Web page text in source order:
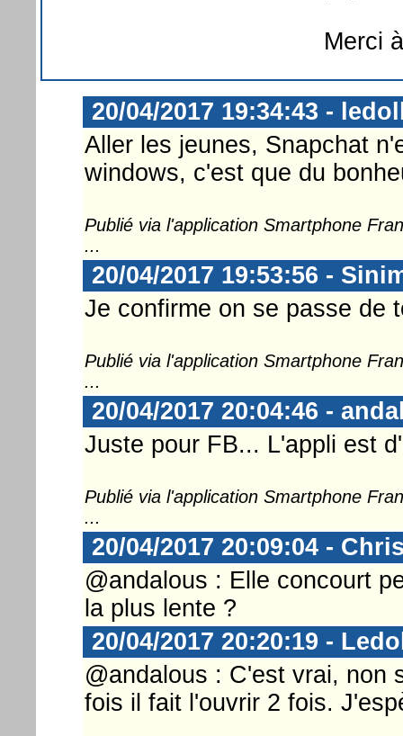
Merci
20/04/2017 19:34:43 -
Aller les jeunes, Snapchat
windows, c'est que du
Publié via l'application Smartphone
...
20/04/2017 19:53:56 -
Je confirme on se passe de
Publié via l'application Smartphone
...
20/04/2017 20:04:46 -
Juste pour FB... L'appli est
Publié via l'application Smartphone
...
20/04/2017 20:09:04 -
@andalous : Elle concourt
la plus lente ?
20/04/2017 20:20:19 -
@andalous : C'est vrai, non
fois il fait l'ouvrir 2 fois.